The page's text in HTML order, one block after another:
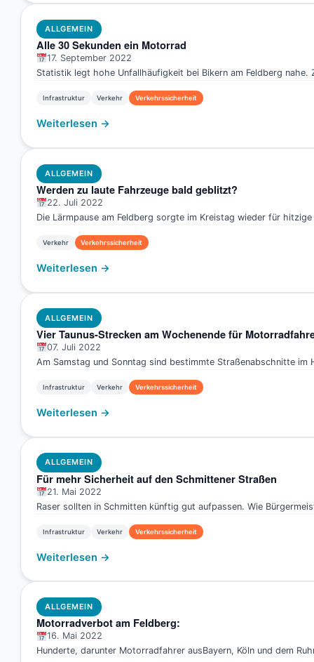
ALLGEMEIN
Alle 30 Sekunden ein Motorrad
17. September 2022
Statistik legt hohe Unfallhäufigkeit bei Bikern am Feldberg
Infrastruktur Verkehr Verkehrssicherheit
Weiterlesen →
ALLGEMEIN
Werden zu laute Fahrzeuge bald geblitzt?
22. Juli 2022
Die Lärmpause am Feldberg sorgte im Kreistag wieder für
Verkehr Verkehrssicherheit
Weiterlesen →
ALLGEMEIN
Vier Taunus-Strecken am Wochenende für
07. Juli 2022
Am Samstag und Sonntag sind bestimmte Straßenabschnitte
Infrastruktur Verkehr Verkehrssicherheit
Weiterlesen →
ALLGEMEIN
Für mehr Sicherheit auf den Schmittener Straßen
21. Mai 2022
Raser sollten in Schmitten künftig gut aufpassen. Wie
Infrastruktur Verkehr Verkehrssicherheit
Weiterlesen →
ALLGEMEIN
Motorradverbot am Feldberg:
16. Mai 2022
Hunderte, darunter Motorradfahrer ausBayern, Köln und dem